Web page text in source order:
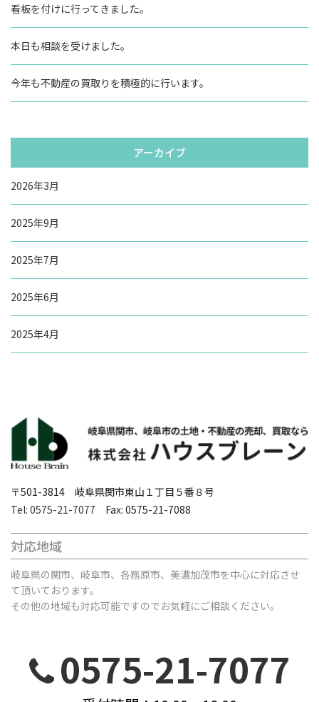
看板を付けに行ってきました。
本日も相談を受けました。
今年も不動産の買取りを積極的に行います。
アーカイブ
2026年3月
2025年9月
2025年7月
2025年6月
2025年4月
〒501-3814 岐阜県関市東山１丁目５番８号
Tel: 0575-21-7077 Fax: 0575-21-7088
対応地域
岐阜県の関市、岐阜市、各務原市、美濃加茂市を中心に対応させ
て頂いております。
その他の地域も対応可能ですのでお気軽にご相談ください。
0575-21-7077